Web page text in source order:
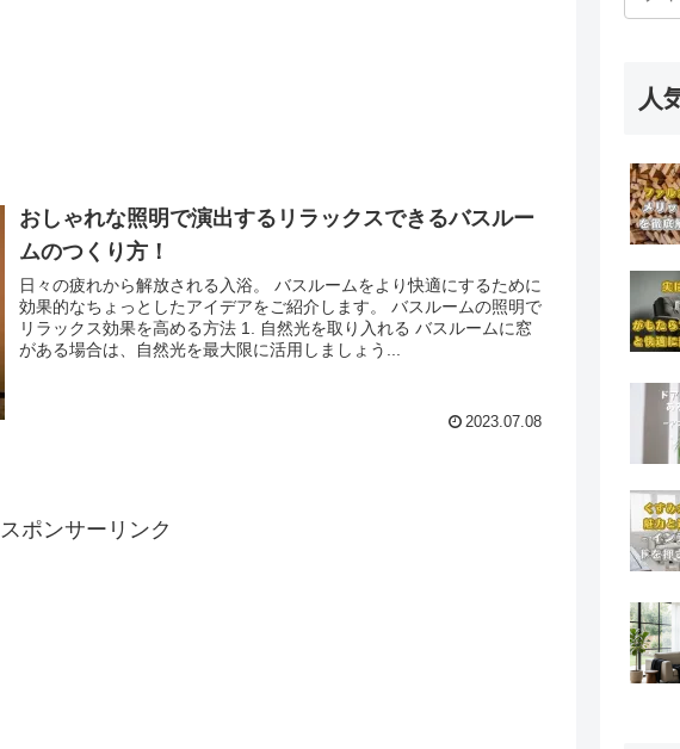
おしゃれな照明で演出するリラックスできるバスルー
ムのつくり方！
日々の疲れから解放される入浴。 バスルームをより快適にするために
効果的なちょっとしたアイデアをご紹介します。 バスルームの照明で
リラックス効果を高める方法 1. 自然光を取り入れる バスルームに窓
がある場合は、自然光を最大限に活用しましょう...
2023.07.08
スポンサーリンク
人